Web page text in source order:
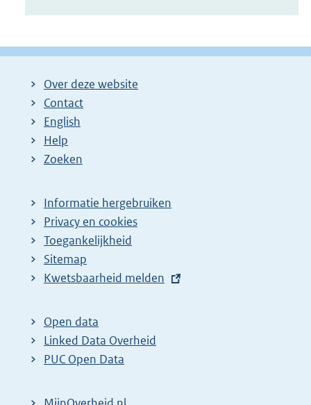
Over deze website
Contact
English
Help
Zoeken
Informatie hergebruiken
Privacy en cookies
Toegankelijkheid
Sitemap
E
t
e
r
Kwetsbaarheid melden
Open data
Linked Data Overheid
PUC Open Data